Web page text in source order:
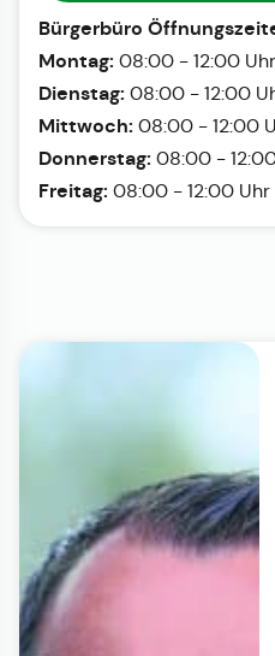
Bürgerbüro
Montag: 08:00 - 12:00 Uhr
Dienstag: 08:00 - 12:00
Mittwoch: 08:00 - 12:00
Donnerstag: 08:00 -
Freitag: 08:00 - 12:00 Uhr